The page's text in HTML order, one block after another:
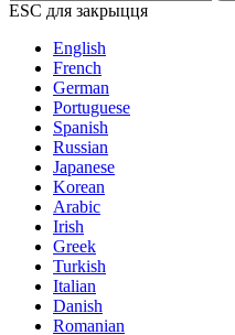
ESC для закрыцця
English
French
German
Portuguese
Spanish
Russian
Japanese
Korean
Arabic
Irish
Greek
Turkish
Italian
Danish
Romanian